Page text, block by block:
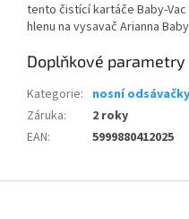
tento čistící kartáče Baby-
hlenu na vysavač Arianna
Doplňkové parametry
Kategorie: nosní odsávačky
Záruka:
2 roky
EAN: 5999880412025